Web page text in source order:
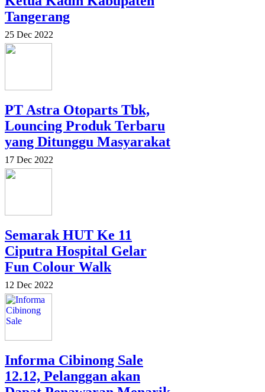
Tangerang
25 Dec 2022
PT Astra Otoparts Tbk,
Louncing Produk Terbaru
yang Ditunggu Masyarakat
17 Dec 2022
Semarak HUT Ke 11
Ciputra Hospital Gelar
Fun Colour Walk
12 Dec 2022
Informa Cibinong Sale
12.12, Pelanggan akan